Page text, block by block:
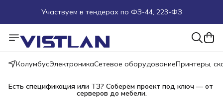
Участвуем в тендерах по ФЗ-44, 223-ФЗ
Поможем подобрать оборудование под ТЗ
Пуско-наладочные работы
Пришлите запрос на e-mail или в чат
КолумбусЭлектроникаСетевое оборудованиеПринтеры,
Есть спецификация или ТЗ? Соберём проект под ключ — от
серверов до мебели.